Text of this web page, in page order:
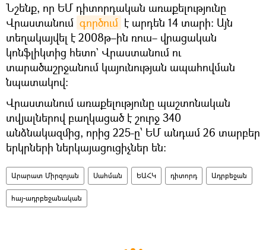
Նշենք, որ ԵՄ դիտորդական առաքելությունը
Վրաստանում գործում է արդեն 14 տարի։ Այն
տեղակայվել է 2008թ–ին ռուս– վրացական
կոնֆլիկտից հետո` Վրաստանում ու
տարածաշրջանում կայունության ապահովման
նպատակով։
Վրաստանում առաքելությունը պաշտոնական
տվյալներով բաղկացած է շուրջ 340
անձնակազմից, որից 225-ը՝ ԵՄ անդամ 26 տարբեր
երկրների ներկայացուցիչներ են:
Արարատ Միրզոյան Սահման ԵԱՀԿ դիտորդ Ադրբեջան
հայ-ադրբեջանական